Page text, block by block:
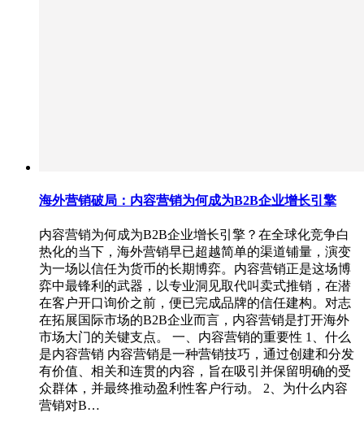
海外营销破局：内容营销为何成为B2B企业增长引擎
内容营销为何成为B2B企业增长引擎？在全球化竞争白
热化的当下，海外营销早已超越简单的渠道铺量，演变
为一场以信任为货币的长期博弈。内容营销正是这场博
弈中最锋利的武器，以专业洞见取代叫卖式推销，在潜
在客户开口询价之前，便已完成品牌的信任建构。对志
在拓展国际市场的B2B企业而言，内容营销是打开海外
市场大门的关键支点。 一、内容营销的重要性 1、什么
是内容营销 内容营销是一种营销技巧，通过创建和分发
有价值、相关和连贯的内容，旨在吸引并保留明确的受
众群体，并最终推动盈利性客户行动。 2、为什么内容
营销对B…